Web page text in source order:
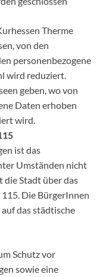
Therme
von den
personenbezogene
wird reduziert.
geben, wo von
Daten erhoben
wird.
ist das
Umständen nicht
Stadt über das
Die BürgerInnen
das städtische
Schutz vor
sowie eine